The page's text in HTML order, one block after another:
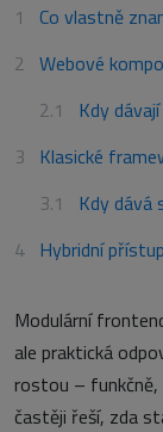
Co vlastně
Webové
Kdy
Klasické
Kdy dává
Hybridní
Modulární
ale praktická
rostou –
častěji řeší, zda